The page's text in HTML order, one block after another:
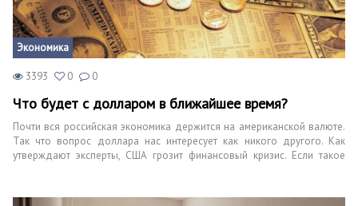
Экономика
3393 0 0
Что будет с долларом в ближайшее время?
Почти вся российская экономика держится на американской валюте.
Так что вопрос доллара нас интересует как никого другого. Как
утверждают эксперты, США грозит финансовый кризис. Если такое
и напрямую от мировых событий.